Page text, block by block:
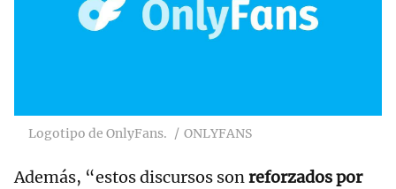
Logotipo de OnlyFans. ONLYFANS
Además, “estos discursos sonreforzados por